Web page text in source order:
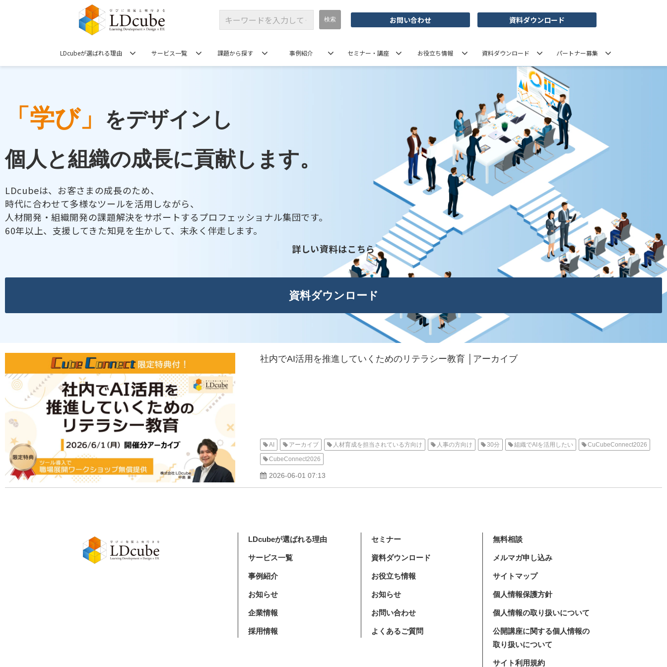
お問い合わせ 資料ダウンロード
LDcubeが選ばれる理由 サービス一覧 課題から探す 事例紹介 セミナー・講座 お役立ち情報 資料ダウンロード パートナー募集
「学び」
をデザインし
個人と組織の成長に貢献します。
LDcubeは、お客さまの成長のため、
時代に合わせて多様なツールを活用しながら、
人材開発・組織開発の課題解決をサポートするプロフェッショナル集団です。
60年以上、支援してきた知見を生かして、末永く伴走します。
詳しい資料はこちら
資料ダウンロード
社内でAI活用を推進していくためのリテラシー教育 │アーカイブ
AI アーカイブ 人材育成を担当されている方向け 人事の方向け 30分 組織でAIを活用したい CuCubeConnect2026
CubeConnect2026
2026-06-01 07:13
LDcubeが選ばれる理由
サービス一覧
事例紹介
お知らせ
企業情報
採用情報
セミナー
資料ダウンロード
お役立ち情報
お知らせ
お問い合わせ
よくあるご質問
無料相談
メルマガ申し込み
サイトマップ
個人情報保護方針
個人情報の取り扱いについて
公開講座に関する個人情報の
取り扱いについて
サイト利用規約